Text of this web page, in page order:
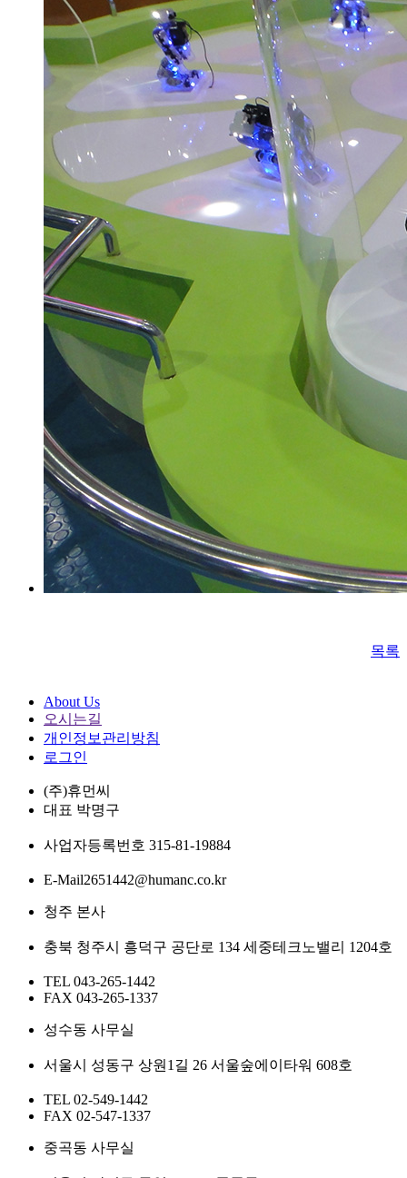
목록
About Us
오시는길
개인정보관리방침
로그인
(주)휴먼씨
대표 박명구
사업자등록번호 315-81-19884
E-Mail2651442@humanc.co.kr
청주 본사
충북 청주시 흥덕구 공단로 134 세중테크노밸리 1204호
TEL 043-265-1442
FAX 043-265-1337
성수동 사무실
서울시 성동구 상원1길 26 서울숲에이타워 608호
TEL 02-549-1442
FAX 02-547-1337
중곡동 사무실